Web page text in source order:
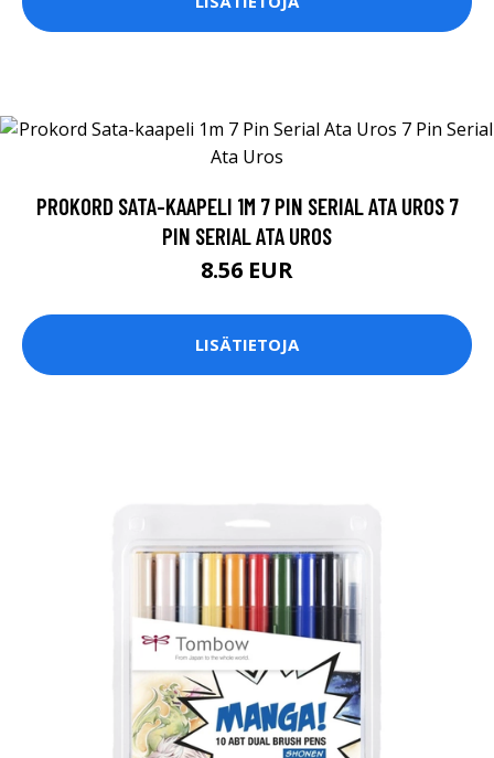
PROKORD SATA-KAAPELI 1M 7 PIN SERIAL ATA UROS 7
PIN SERIAL ATA UROS
8.56 EUR
LISÄTIETOJA